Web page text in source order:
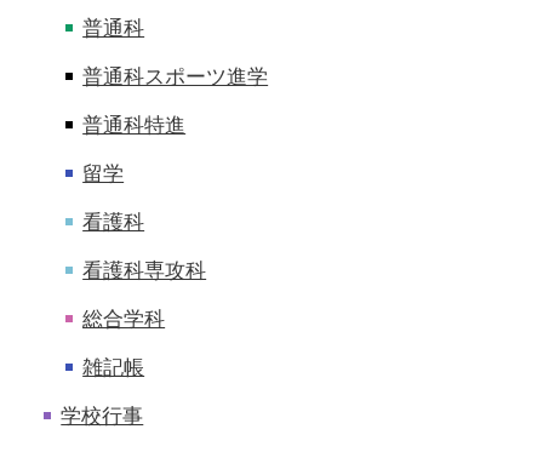
普通科
普通科スポーツ進学
普通科特進
留学
看護科
看護科専攻科
総合学科
雑記帳
学校行事